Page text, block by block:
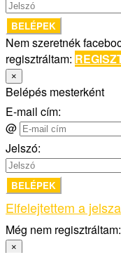
BELÉPEK
Nem szeretnék
regisztráltam:
×
Belépés mesterként
E-mail cím:
@
Jelszó:
BELÉPEK
Elfelejtettem a
Még nem regisztráltam:
×